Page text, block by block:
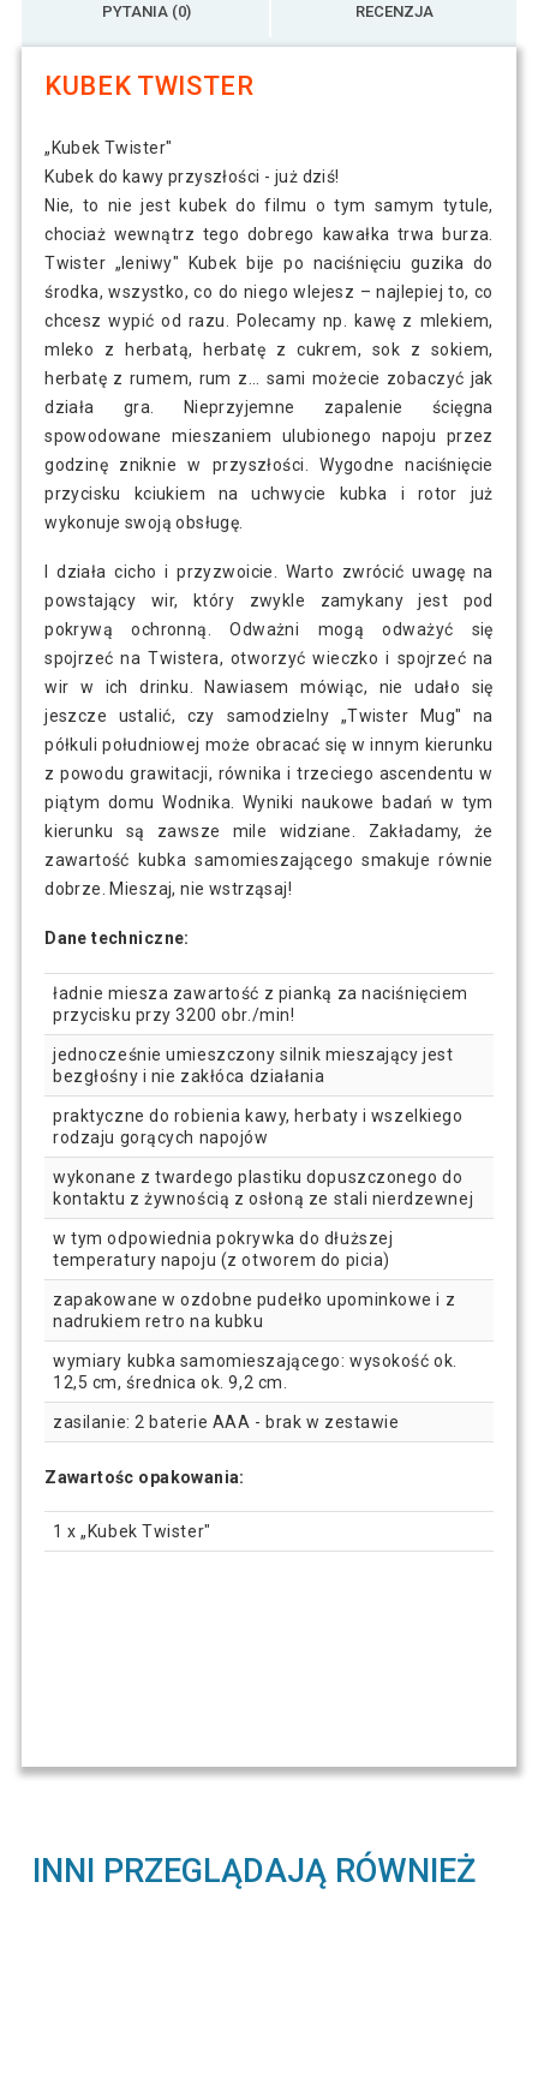
PYTANIA (0) RECENZJA
KUBEK TWISTER
„Kubek Twister"
Kubek do kawy przyszłości - już dziś!
Nie, to nie jest kubek do filmu o tym samym tytule,
chociaż wewnątrz tego dobrego kawałka trwa burza.
Twister „leniwy" Kubek bije po naciśnięciu guzika do
środka, wszystko, co do niego wlejesz – najlepiej to, co
chcesz wypić od razu. Polecamy np. kawę z mlekiem,
mleko z herbatą, herbatę z cukrem, sok z sokiem,
herbatę z rumem, rum z... sami możecie zobaczyć jak
działa gra. Nieprzyjemne zapalenie ścięgna
spowodowane mieszaniem ulubionego napoju przez
godzinę zniknie w przyszłości. Wygodne naciśnięcie
przycisku kciukiem na uchwycie kubka i rotor już
wykonuje swoją obsługę.
I działa cicho i przyzwoicie. Warto zwrócić uwagę na
powstający wir, który zwykle zamykany jest pod
pokrywą ochronną. Odważni mogą odważyć się
spojrzeć na Twistera, otworzyć wieczko i spojrzeć na
wir w ich drinku. Nawiasem mówiąc, nie udało się
jeszcze ustalić, czy samodzielny „Twister Mug" na
półkuli południowej może obracać się w innym kierunku
z powodu grawitacji, równika i trzeciego ascendentu w
piątym domu Wodnika. Wyniki naukowe badań w tym
kierunku są zawsze mile widziane. Zakładamy, że
zawartość kubka samomieszającego smakuje równie
dobrze. Mieszaj, nie wstrząsaj!
Dane techniczne:
ładnie miesza zawartość z pianką za naciśnięciem
przycisku przy 3200 obr./min!
jednocześnie umieszczony silnik mieszający jest
bezgłośny i nie zakłóca działania
praktyczne do robienia kawy, herbaty i wszelkiego
rodzaju gorących napojów
wykonane z twardego plastiku dopuszczonego do
kontaktu z żywnością z osłoną ze stali nierdzewnej
w tym odpowiednia pokrywka do dłuższej
temperatury napoju (z otworem do picia)
zapakowane w ozdobne pudełko upominkowe i z
nadrukiem retro na kubku
wymiary kubka samomieszającego: wysokość ok.
12,5 cm, średnica ok. 9,2 cm.
zasilanie: 2 baterie AAA - brak w zestawie
Zawartośc opakowania:
1 x „Kubek Twister"
INNI PRZEGLĄDAJĄ RÓWNIEŻ